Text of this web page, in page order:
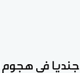
مالي: مقتل 12 جنديا